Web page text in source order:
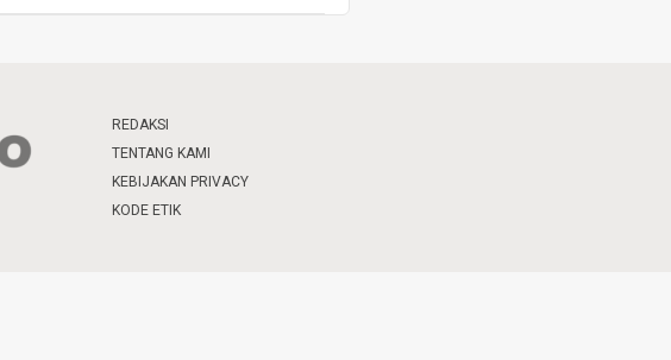
REDAKSI
TENTANG KAMI
KEBIJAKAN PRIVACY
KODE ETIK